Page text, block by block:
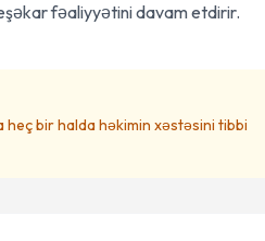
fəaliyyətini davam etdirir.
heç bir halda həkimin xəstəsini tibbi